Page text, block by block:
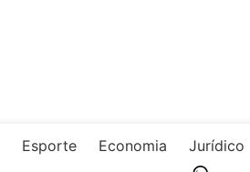
Esporte Economia Jurídico